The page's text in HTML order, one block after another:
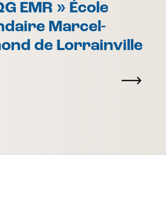
EMR » École
Marcel-
de Lorrainville